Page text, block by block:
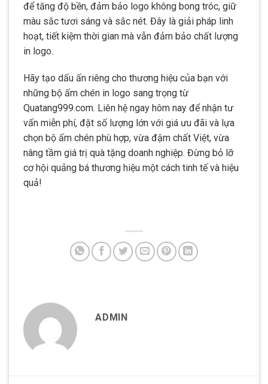
để tăng độ bền, đảm bảo logo không bong tróc, giữ
màu sắc tươi sáng và sắc nét. Đây là giải pháp linh
hoạt, tiết kiệm thời gian mà vẫn đảm bảo chất lượng
in logo.
Hãy tạo dấu ấn riêng cho thương hiệu của bạn với
những bộ ấm chén in logo sang trọng từ
Quatang999.com. Liên hệ ngay hôm nay để nhận tư
vấn miễn phí, đặt số lượng lớn với giá ưu đãi và lựa
chọn bộ ấm chén phù hợp, vừa đậm chất Việt, vừa
nâng tầm giá trị quà tặng doanh nghiệp. Đừng bỏ lỡ
cơ hội quảng bá thương hiệu một cách tinh tế và hiệu
quả!
ADMIN